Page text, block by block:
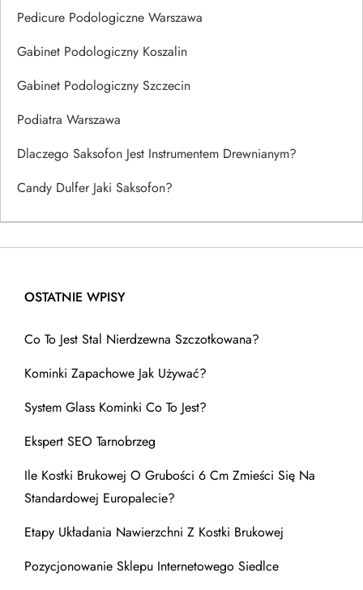
Pedicure Podologiczne Warszawa
Gabinet Podologiczny Koszalin
Gabinet Podologiczny Szczecin
Podiatra Warszawa
Dlaczego Saksofon Jest Instrumentem Drewnianym?
Candy Dulfer Jaki Saksofon?
OSTATNIE WPISY
Co To Jest Stal Nierdzewna Szczotkowana?
Kominki Zapachowe Jak Używać?
System Glass Kominki Co To Jest?
Ekspert SEO Tarnobrzeg
Ile Kostki Brukowej O Grubości 6 Cm Zmieści Się Na
Standardowej Europalecie?
Etapy Układania Nawierzchni Z Kostki Brukowej
Pozycjonowanie Sklepu Internetowego Siedlce